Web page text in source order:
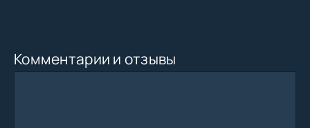
Комментарии и отзывы